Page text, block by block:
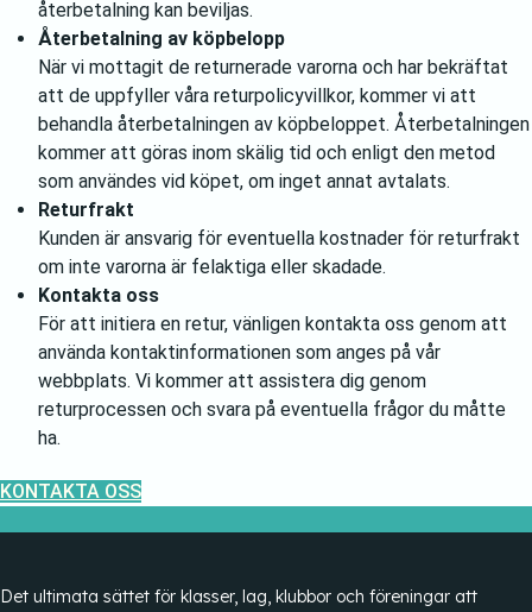
återbetalning kan beviljas.
Återbetalning av köpbelopp
När vi mottagit de returnerade varorna och har bekräftat
att de uppfyller våra returpolicyvillkor, kommer vi att
behandla återbetalningen av köpbeloppet. Återbetalningen
kommer att göras inom skälig tid och enligt den metod
som användes vid köpet, om inget annat avtalats.
Returfrakt
Kunden är ansvarig för eventuella kostnader för returfrakt
om inte varorna är felaktiga eller skadade.
Kontakta oss
För att initiera en retur, vänligen kontakta oss genom att
använda kontaktinformationen som anges på vår
webbplats. Vi kommer att assistera dig genom
returprocessen och svara på eventuella frågor du måtte
ha.
KONTAKTA OSS
Det ultimata sättet för klasser, lag, klubbor och föreningar att